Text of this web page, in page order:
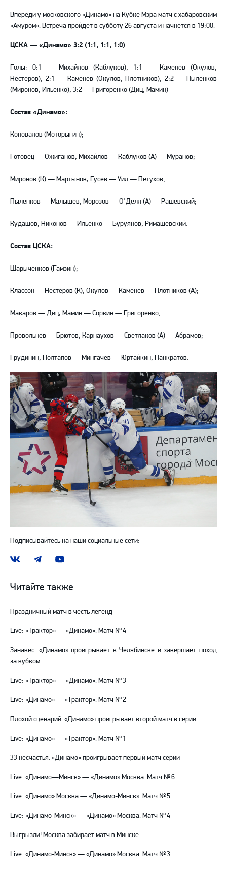
Впереди у московского «Динамо» на Кубке Мэра матч с хабаровским
«Амуром». Встреча пройдет в субботу 26 августа и начнется в 19:00.
ЦСКА — «Динамо» 3:2 (1:1, 1:1, 1:0)
Голы: 0:1 — Михайлов (Каблуков), 1:1 — Каменев (Окулов,
Нестеров), 2:1 — Каменев (Окулов, Плотников), 2:2 — Пыленков
(Миронов, Ильенко), 3:2 — Григоренко (Диц, Мамин)
Состав «Динамо»:
Коновалов (Моторыгин);
Готовец — Ожиганов, Михайлов — Каблуков (А) — Муранов;
Миронов (К) — Мартынов, Гусев — Уил — Петухов;
Пыленков — Малышев, Морозов — О’Делл (А) — Рашевский;
Кудашов, Никонов — Ильенко — Буруянов, Римашевский.
Состав ЦСКА:
Шарыченков (Гамзин);
Классон — Нестеров (К), Окулов — Каменев — Плотников (А);
Макаров — Диц, Мамин — Соркин — Григоренко;
Провольнев — Брютов, Карнаухов — Светлаков (А) — Абрамов;
Грудинин, Полтапов — Мингачев — Юртайкин, Панкратов.
Подписывайтесь на наши социальные сети:
Наша
ВКонтакте
Наш
в
Telegram
Наш
YouTube
Читайте также
Праздничный матч в честь легенд
Live: «Трактор» — «Динамо». Матч № 4
Занавес. «Динамо» проигрывает в Челябинске и завершает поход
за кубком
Live: «Трактор» — «Динамо». Матч № 3
Live: «Динамо» — «Трактор». Матч № 2
Плохой сценарий. «Динамо» проигрывает второй матч в серии
Live: «Динамо» — «Трактор». Матч № 1
33 несчастья. «Динамо» проигрывает первый матч серии
Live: «Динамо—Минск» — «Динамо» Москва. Матч № 6
Live: «Динамо» Москва — «Динамо-Минск». Матч № 5
Live: «Динамо-Минск» — «Динамо» Москва. Матч № 4
Выгрызли! Москва забирает матч в Минске
Live: «Динамо-Минск» — «Динамо» Москва. Матч № 3